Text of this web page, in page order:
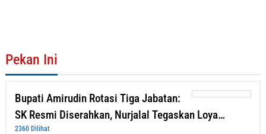
Pekan Ini
Bupati Amirudin Rotasi Tiga Jabatan:
SK Resmi Diserahkan, Nurjalal Tegaskan Loya…
2360 Dilihat